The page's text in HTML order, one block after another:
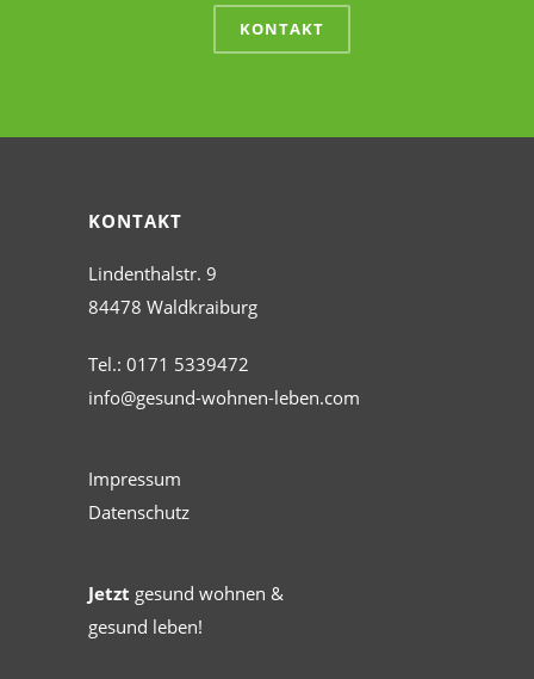
KONTAKT
KONTAKT
Lindenthalstr. 9
84478 Waldkraiburg
Tel.: 0171 5339472
info@gesund-wohnen-leben.com
Impressum
Datenschutz
Jetzt gesund wohnen &
gesund leben!